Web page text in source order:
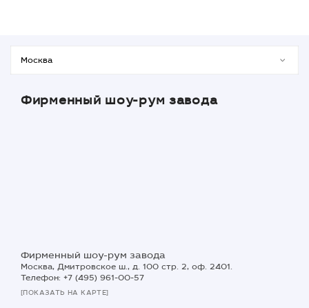
Фирменный шоу-рум завода
Фирменный шоу-рум завода
Москва, Дмитровское ш., д. 100 стр. 2, оф. 2401.
Телефон: +7 (495) 961-00-57
[ПОКАЗАТЬ НА КАРТЕ]